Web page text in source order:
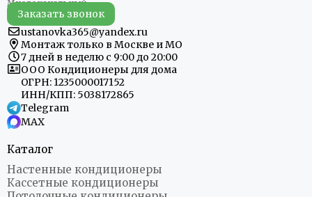
Заказать звонок
ustanovka365@yandex.ru
Монтаж только в Москве и МО
7 дней в неделю с 9:00 до 20:00
ООО Кондиционеры для дома
ОГРН: 1235000017152
ИНН/КПП: 5038172865
Telegram
MAX
Каталог
Настенные кондиционеры
Кассетные кондиционеры